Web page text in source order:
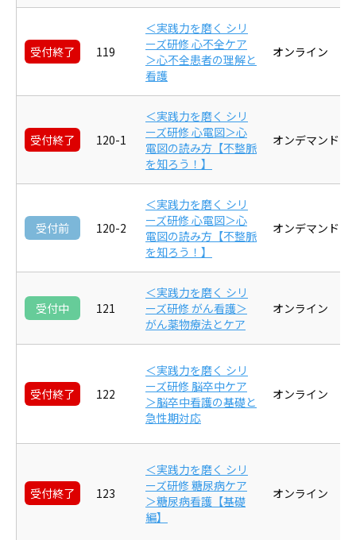
受付終了 119
＜実践力を磨く シリ
ーズ研修 心不全ケア
＞心不全患者の理解と
看護
オンライン
受付終了 120-1
＜実践力を磨く シリ
ーズ研修 心電図＞心
電図の読み方【不整脈
を知ろう！】
オンデマンド
受付前 120-2
＜実践力を磨く シリ
ーズ研修 心電図＞心
電図の読み方【不整脈
を知ろう！】
オンデマンド
受付中 121
＜実践力を磨く シリ
ーズ研修 がん看護＞
がん薬物療法とケア
オンライン
受付終了 122
＜実践力を磨く シリ
ーズ研修 脳卒中ケア
＞脳卒中看護の基礎と
急性期対応
オンライン
受付終了 123
＜実践力を磨く シリ
ーズ研修 糖尿病ケア
＞糖尿病看護【基礎
編】
オンライン